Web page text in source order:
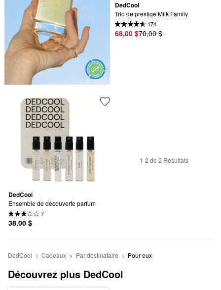
DedCool
Trio de prestige Milk Family
174
68,00 $70,00 $
DedCool
Ensemble de découverte parfum
7
38,00 $
1-2 de 2 Résultats
DedCool Cadeaux Par destinataire Pour eux
Découvrez plus DedCool